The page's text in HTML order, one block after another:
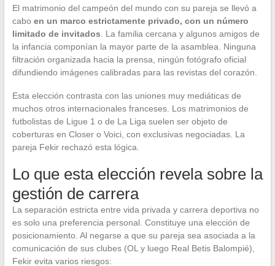
El matrimonio del campeón del mundo con su pareja se llevó a
cabo en un marco estrictamente privado, con un número
limitado de invitados. La familia cercana y algunos amigos de
la infancia componían la mayor parte de la asamblea. Ninguna
filtración organizada hacia la prensa, ningún fotógrafo oficial
difundiendo imágenes calibradas para las revistas del corazón.
Esta elección contrasta con las uniones muy mediáticas de
muchos otros internacionales franceses. Los matrimonios de
futbolistas de Ligue 1 o de La Liga suelen ser objeto de
coberturas en Closer o Voici, con exclusivas negociadas. La
pareja Fekir rechazó esta lógica.
Lo que esta elección revela sobre la
gestión de carrera
La separación estricta entre vida privada y carrera deportiva no
es solo una preferencia personal. Constituye una elección de
posicionamiento. Al negarse a que su pareja sea asociada a la
comunicación de sus clubes (OL y luego Real Betis Balompié),
Fekir evita varios riesgos: